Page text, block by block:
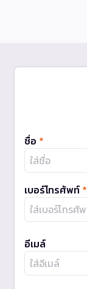
ชื่อ *
เบอร์โทรศัพท์ *
อีเมล์